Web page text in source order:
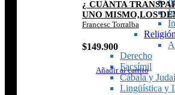
Derecho
Facsímil
Cábala y
Lingüística y
¿ CUÁNTA
UNO MISMO,LOS
Francesc Torralba
$149.900
Añadir al carrito